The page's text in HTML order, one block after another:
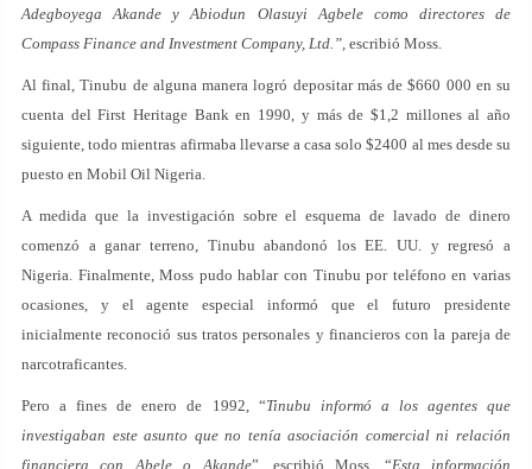
Adegboyega Akande y Abiodun Olasuyi Agbele como directores de
Compass Finance and Investment Company, Ltd.”, escribió Moss.
Al final, Tinubu de alguna manera logró depositar más de $660 000 en su
cuenta del First Heritage Bank en 1990, y más de $1,2 millones al año
siguiente, todo mientras afirmaba llevarse a casa solo $2400 al mes desde su
puesto en Mobil Oil Nigeria.
A medida que la investigación sobre el esquema de lavado de dinero
comenzó a ganar terreno, Tinubu abandonó los EE. UU. y regresó a
Nigeria. Finalmente, Moss pudo hablar con Tinubu por teléfono en varias
ocasiones, y el agente especial informó que el futuro presidente
inicialmente reconoció sus tratos personales y financieros con la pareja de
narcotraficantes.
Pero a fines de enero de 1992, “Tinubu informó a los agentes que
investigaban este asunto que no tenía asociación comercial ni relación
financiera con Abele o Akande”, escribió Moss. “Esta información